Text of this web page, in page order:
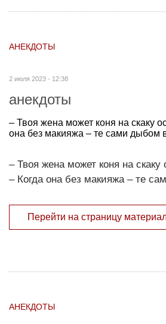
АНЕКДОТЫ
2 июля 2023 - 12:38
анекдоты
– Твоя жена может коня на скаку
она без макияжа – те сами дыбом
– Твоя жена может коня на скаку
– Когда она без макияжа – те
Перейти на страницу
АНЕКДОТЫ